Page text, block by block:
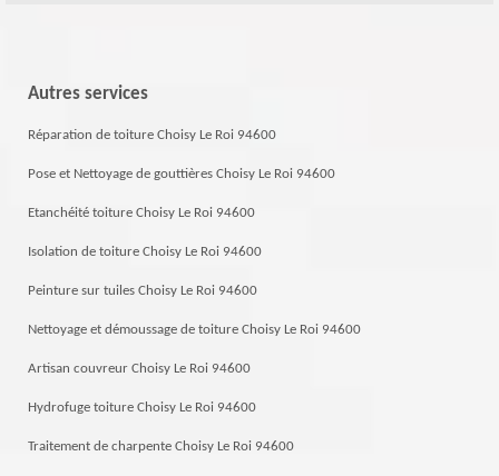
Autres services
Réparation de toiture Choisy Le Roi 94600
Pose et Nettoyage de gouttières Choisy Le Roi 94600
Etanchéité toiture Choisy Le Roi 94600
Isolation de toiture Choisy Le Roi 94600
Peinture sur tuiles Choisy Le Roi 94600
Nettoyage et démoussage de toiture Choisy Le Roi 94600
Artisan couvreur Choisy Le Roi 94600
Hydrofuge toiture Choisy Le Roi 94600
Traitement de charpente Choisy Le Roi 94600